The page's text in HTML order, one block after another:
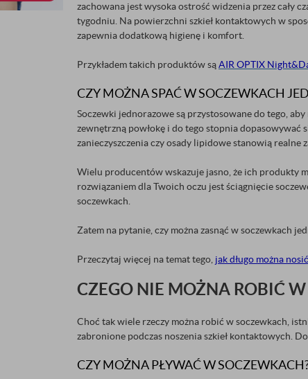
zachowana jest wysoka ostrość widzenia przez cały
tygodniu. Na powierzchni szkieł kontaktowych w
zapewnia dodatkową higienę i komfort.
Przykładem takich produktów sąAIR OPTIX
CZY MOŻNA SPAĆ W SOCZEWKACH
Soczewki jednorazowe są przystosowane do tego,
zewnętrzną powłokę i do tego stopnia dopasowywać
zanieczyszczenia czy osady lipidowe stanowią realne
Wielu producentów wskazuje jasno, że ich produkty
rozwiązaniem dla Twoich oczu jest ściągnięcie
soczewkach.
Zatem na pytanie, czy można zasnąć w soczewkach
Przeczytaj więcej na temat tego, jak długo można
CZEGO NIE MOŻNA ROBIĆ
Choć tak wiele rzeczy można robić w soczewkach,
zabronione podczas noszenia szkieł kontaktowych.
CZY MOŻNA PŁYWAĆ W